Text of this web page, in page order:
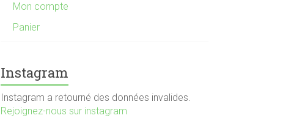
Mon compte
Panier
Instagram
Instagram a retourné des données invalides.
Rejoignez-nous sur instagram